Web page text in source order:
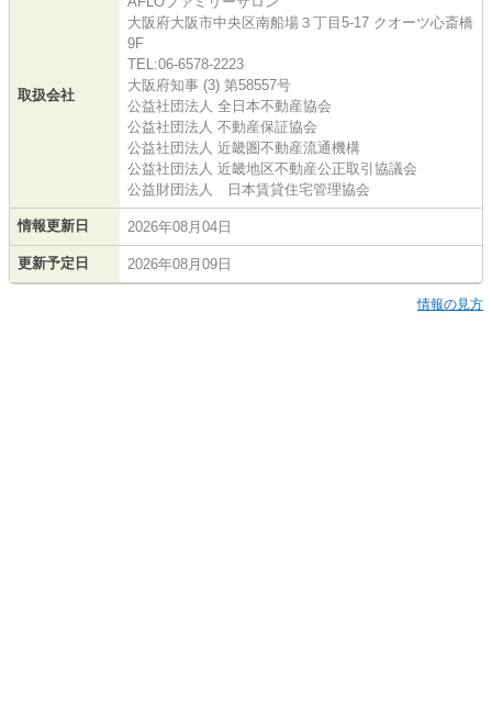
取扱会社
大阪府大阪市中央区南船場３丁目5-17 クオーツ心斎橋
9F
TEL:06-6578-2223
大阪府知事 (3) 第58557号
公益社団法人 全日本不動産協会
公益社団法人 不動産保証協会
公益社団法人 近畿圏不動産流通機構
公益社団法人 近畿地区不動産公正取引協議会
公益財団法人 日本賃貸住宅管理協会
情報更新日 2026年08月04日
更新予定日 2026年08月09日
情報の見方